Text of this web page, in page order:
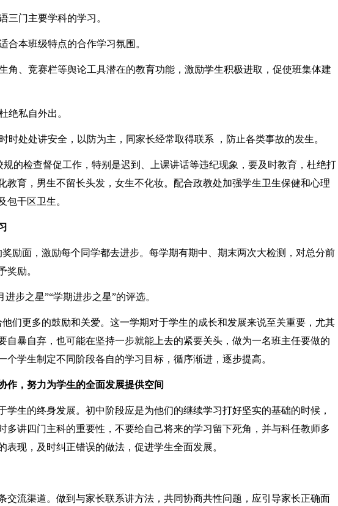
三门主要学科的学习。
合本班级特点的合作学习氛围。
角、竞赛栏等舆论工具潜在的教育功能，激励学生积极进取，促使班集体建
绝私自外出。
时处处讲安全，以防为主，同家长经常取得联系 ，防止各类事故的发生。
规的检查督促工作，特别是迟到、上课讲话等违纪现象，要及时教育，杜绝打
教育，男生不留长头发，女生不化妆。配合政教处加强学生卫生保健和心理
包干区卫生。
励面，激励每个同学都去进步。每学期有期中、期末两次大检测，对总分前
奖励。
进步之星”“学期进步之星”的评选。
们更多的鼓励和关爱。这一学期对于学生的成长和发展来说至关重要，尤其
自暴自弃，也可能在坚持一步就能上去的紧要关头，做为一名班主任要做的
个学生制定不同阶段各自的学习目标，循序渐进，逐步提高。
作，努力为学生的全面发展提供空间
学生的终身发展。初中阶段应是为他们的继续学习打好坚实的基础的时候，
多讲四门主科的重要性，不要给自己将来的学习留下死角，并与科任教师多
表现，及时纠正错误的做法，促进学生全面发展。
交流渠道。做到与家长联系讲方法，共同协商共性问题，应引导家长正确面